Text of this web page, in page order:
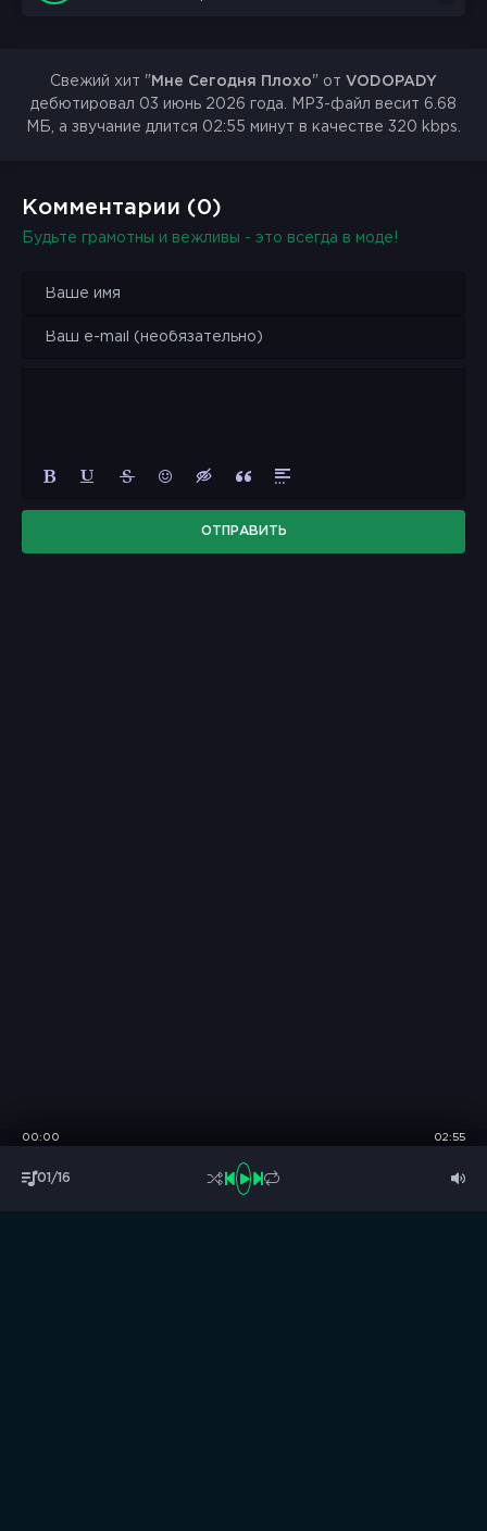
Свежий хит " Мне Сегодня Плохо" от VODOPADY
дебютировал 03 июнь 2026 года. MP3-файл весит 6.68
МБ, а звучание длится 02:55 минут в качестве 320 kbps.
Комментарии (0)
Будьте грамотны и вежливы - это всегда в моде!
ОТПРАВИТЬ
01/16
00:00 02:55